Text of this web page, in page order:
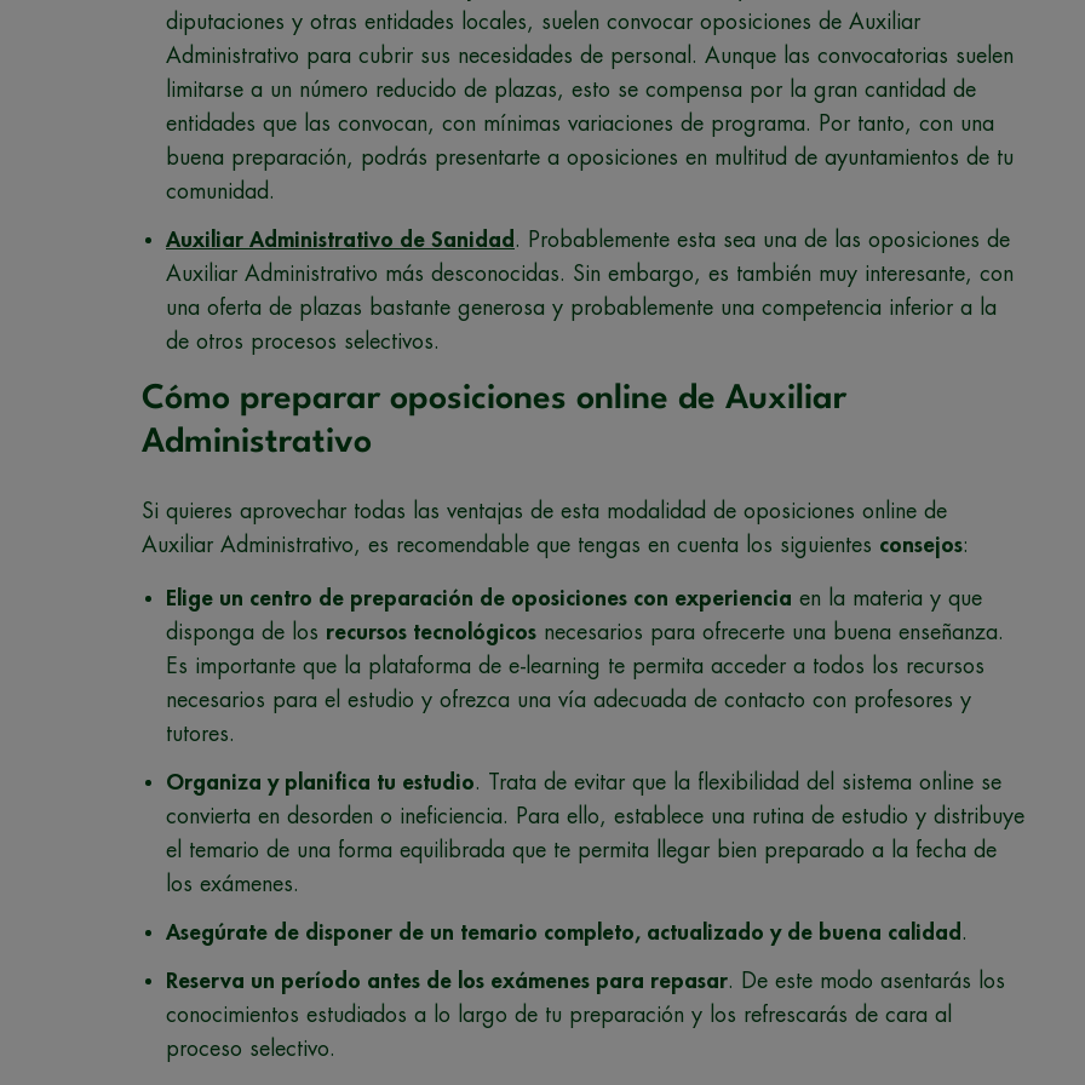
diputaciones y otras entidades locales, suelen convocar oposiciones de Auxiliar
Administrativo para cubrir sus necesidades de personal. Aunque las convocatorias suelen
limitarse a un número reducido de plazas, esto se compensa por la gran cantidad de
entidades que las convocan, con mínimas variaciones de programa. Por tanto, con una
buena preparación, podrás presentarte a oposiciones en multitud de ayuntamientos de tu
comunidad.
Auxiliar Administrativo de Sanidad . Probablemente esta sea una de las oposiciones de
Auxiliar Administrativo más desconocidas. Sin embargo, es también muy interesante, con
una oferta de plazas bastante generosa y probablemente una competencia inferior a la
de otros procesos selectivos.
Cómo preparar oposiciones online de Auxiliar
Administrativo
Si quieres aprovechar todas las ventajas de esta modalidad de oposiciones online de
Auxiliar Administrativo, es recomendable que tengas en cuenta los siguientes consejos:
Elige un centro de preparación de oposiciones con experiencia en la materia y que
disponga de los recursos tecnológicos necesarios para ofrecerte una buena enseñanza.
Es importante que la plataforma de e-learning te permita acceder a todos los recursos
necesarios para el estudio y ofrezca una vía adecuada de contacto con profesores y
tutores.
Organiza y planifica tu estudio. Trata de evitar que la flexibilidad del sistema online se
convierta en desorden o ineficiencia. Para ello, establece una rutina de estudio y distribuye
el temario de una forma equilibrada que te permita llegar bien preparado a la fecha de
los exámenes.
Asegúrate de disponer de un temario completo, actualizado y de buena calidad .
Reserva un período antes de los exámenes para repasar. De este modo asentarás los
conocimientos estudiados a lo largo de tu preparación y los refrescarás de cara al
proceso selectivo.